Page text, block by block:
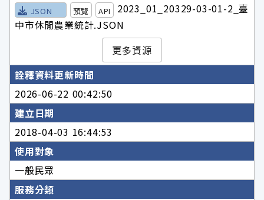
JSON 預覽 API
2023_01_20329-03-01-2_臺
中市休閒農業統計.JSON
更多資源
詮釋資料更新時間
2026-06-22 00:42:50
建立日期
2018-04-03 16:44:53
使用對象
一般民眾
服務分類